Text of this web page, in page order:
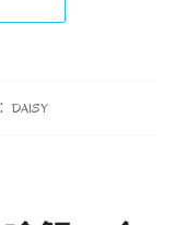
DAISY